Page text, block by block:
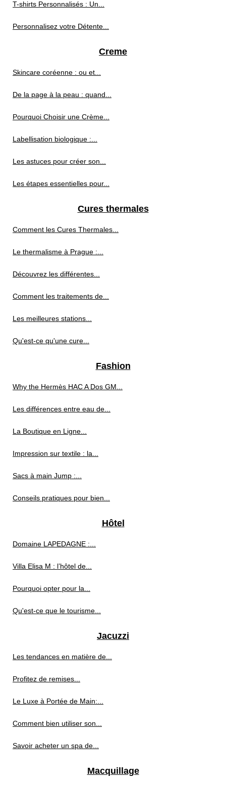
T-shirts Personnalisés : Un...
Personnalisez votre Détente...
Creme
Skincare coréenne : ou et...
De la page à la peau : quand...
Pourquoi Choisir une Crème...
Labellisation biologique :...
Les astuces pour créer son...
Les étapes essentielles pour...
Cures thermales
Comment les Cures Thermales...
Le thermalisme à Prague :...
Découvrez les différentes...
Comment les traitements de...
Les meilleures stations...
Qu'est-ce qu'une cure...
Fashion
Why the Hermès HAC A Dos GM...
Les différences entre eau de...
La Boutique en Ligne...
Impression sur textile : la...
Sacs à main Jump :...
Conseils pratiques pour bien...
Hôtel
Domaine LAPEDAGNE :...
Villa Elisa M : l’hôtel de...
Pourquoi opter pour la...
Qu'est-ce que le tourisme...
Jacuzzi
Les tendances en matière de...
Profitez de remises...
Le Luxe à Portée de Main:...
Comment bien utiliser son...
Savoir acheter un spa de...
Macquillage